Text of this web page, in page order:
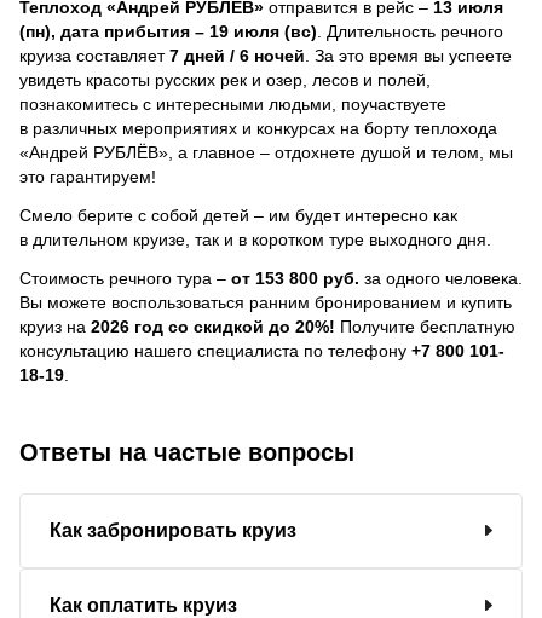
Теплоход «Андрей РУБЛЁВ» отправится в рейс – 13 июля
(пн), дата прибытия – 19 июля (вс) . Длительность речного
круиза составляет7 дней / 6 ночей За это время вы успеете
увидеть красоты русских рек и озер, лесов и полей,
познакомитесь с интересными людьми, поучаствуете
в различных мероприятиях и конкурсах на борту теплохода
«Андрей РУБЛЁВ», а главное – отдохнете душой и телом, мы
это гарантируем!
Смело берите с собой детей – им будет интересно как
в длительном круизе, так и в коротком туре выходного дня.
Стоимость речного тура – от 153 800 руб. за одного человека.
Вы можете воспользоваться ранним бронированием и купить
круиз на 2026 год со скидкой до 20%! Получите бесплатную
консультацию нашего специалиста по телефону +7 800 101-
18-19
Ответы на частые вопросы
Как забронировать круиз
Как оплатить круиз